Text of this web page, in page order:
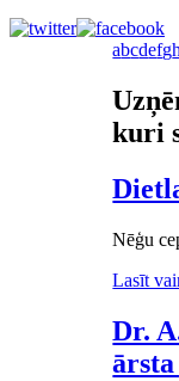
abcdefg
kuri
Nēģu
Lasīt
Dr.